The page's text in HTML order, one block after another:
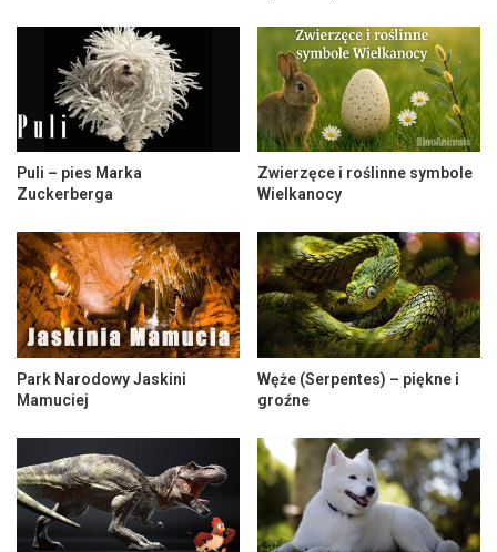
Puli – pies Marka
Zuckerberga
Zwierzęce i roślinne symbole
Wielkanocy
Park Narodowy Jaskini
Mamuciej
Węże (Serpentes) – piękne i
groźne